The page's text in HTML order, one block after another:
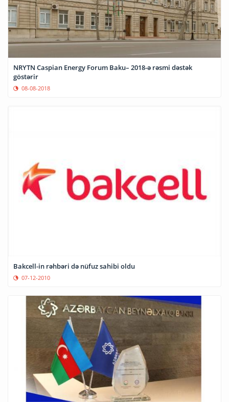
NRYTN Caspian Energy Forum Baku– 2018-ə rəsmi dəstək
göstərir
08-08-2018
Bakcell-in rəhbəri də nüfuz sahibi oldu
07-12-2010